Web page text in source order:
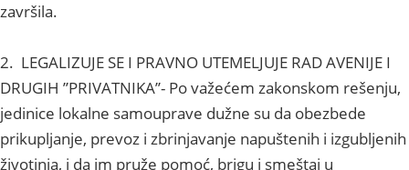
završila.
2. LEGALIZUJE SE I PRAVNO UTEMELJUJE RAD AVENIJE I
DRUGIH ’’PRIVATNIKA’’- Po važećem zakonskom rešenju,
jedinice lokalne samouprave dužne su da obezbede
prikupljanje, prevoz i zbrinjavanje napuštenih i izgubljenih
životinja, i da im pruže pomoć, brigu i smeštaj u